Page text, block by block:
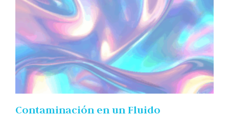
Contaminación en un Fluido